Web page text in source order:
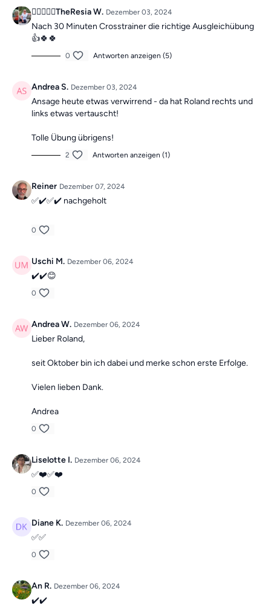
Die Übungen bilden insgesamt ein Ganzkörpertraining mit
verschiedenen Schwerpunkten und sind somit die ideale
Grundlage für einschmerzfreies, gesundesund bewegliches
Leben.
Übungseinheiten sind unabhängig voneinander. In der Kategorie
“Vergangene Trainings des Tages”findest du jederzeitalle
vergangen Einheiten.
🚴‍♀️🧎🏼‍♀️TheResia W. Dezember 03, 2024
Nach 30 Minuten Crosstrainer die richtige Ausgleichübung
👍🍀🍀
0 Antworten anzeigen (5)
Andrea S. Dezember 03, 2024
Ansage heute etwas verwirrend - da hat Roland rechts und
links etwas vertauscht!
Tolle Übung übrigens!
2 Antworten anzeigen (1)
Reiner Dezember 07, 2024
✅✔️✅✔️ nachgeholt
0
Uschi M. Dezember 06, 2024
✔️✔️😊
0
Andrea W. Dezember 06, 2024
Lieber Roland,
seit Oktober bin ich dabei und merke schon erste Erfolge.
Vielen lieben Dank.
Andrea
0
Liselotte I. Dezember 06, 2024
✅❤️✅❤️
0
Diane K. Dezember 06, 2024
✅✅
0
An R. Dezember 06, 2024
✔️✔️